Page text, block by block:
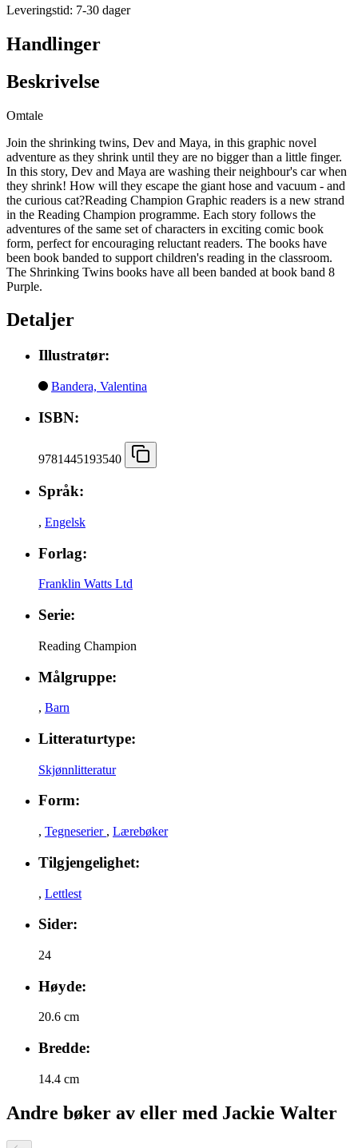
Leveringstid: 7-30 dager
Handlinger
Beskrivelse
Omtale
Join the shrinking twins, Dev and Maya, in this graphic novel
adventure as they shrink until they are no bigger than a little finger.
In this story, Dev and Maya are washing their neighbour's car when
they shrink! How will they escape the giant hose and vacuum - and
the curious cat?Reading Champion Graphic readers is a new strand
in the Reading Champion programme. Each story follows the
adventures of the same set of characters in exciting comic book
form, perfect for encouraging reluctant readers. The books have
been book banded to support children's reading in the classroom.
The Shrinking Twins books have all been banded at book band 8
Purple.
Detaljer
Illustratør:
Bandera, Valentina
ISBN:
9781445193540
Språk:
, Engelsk
Forlag:
Franklin Watts Ltd
Serie:
Reading Champion
Målgruppe:
, Barn
Litteraturtype:
Skjønnlitteratur
Form:
, Tegneserier , Lærebøker
Tilgjengelighet:
, Lettlest
Sider:
24
Høyde:
20.6 cm
Bredde:
14.4 cm
Andre bøker av eller med Jackie Walter